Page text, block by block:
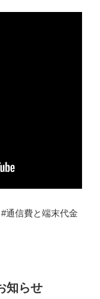
通信費と端末代金
知らせ